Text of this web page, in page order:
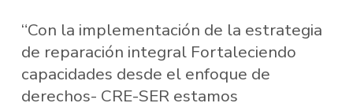
“Con la implementación de la estrategia
de reparación integral Fortaleciendo
capacidades desde el enfoque de
derechos- CRE-SER estamos